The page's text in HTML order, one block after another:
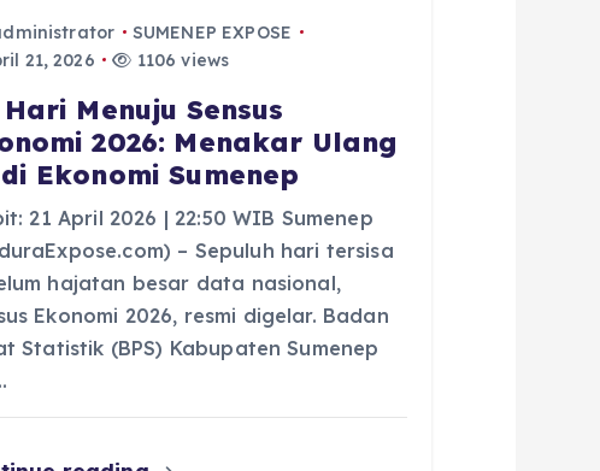
SUMENEP EXPOSE
21, 2026
1106 views
Menuju Sensus
2026: Menakar Ulang
Ekonomi Sumenep
21 April 2026 | 22:50 WIB Sumenep
– Sepuluh hari tersisa
hajatan besar data nasional,
Ekonomi 2026, resmi digelar. Badan
Statistik (BPS) Kabupaten Sumenep